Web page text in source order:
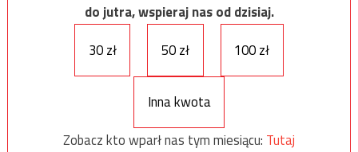
do jutra, wspieraj nas od dzisiaj.
30 zł
50 zł 100 zł
Inna kwota
Zobacz kto wparł nas tym miesiącu: Tutaj